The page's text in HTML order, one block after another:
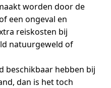
worden door de
een ongeval en
reiskosten bij
natuurgeweld of
beschikbaar hebben bij
dan is het toch